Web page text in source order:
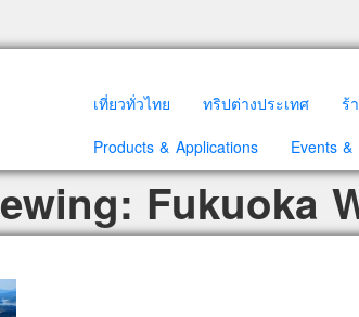
เที่ยวทั่วไทย ทริปต่างประเทศ ร้
Products & Applications
Events &
Fukuoka